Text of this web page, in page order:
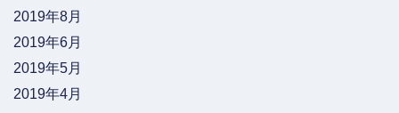
2019年8月
2019年6月
2019年5月
2019年4月